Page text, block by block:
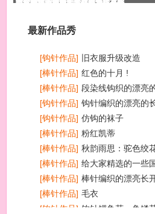
最新作品秀
[钩针作品] 旧衣服升级改造
[棒针作品] 红色的十月 !
[棒针作品] 段染线钩织的漂亮
[钩针作品] 钩针编织的漂亮的
图
[钩针作品] 仿钩的袜子
[棒针作品] 粉红凯蒂
[棒针作品] 秋韵雨思：驼色绞
[棒针作品] 给大家精选的一些
和图解
[棒针作品] 棒针编织的漂亮长
[棒针作品] 毛衣
[钩针作品] 钩针鳄鱼花、鱼鳞